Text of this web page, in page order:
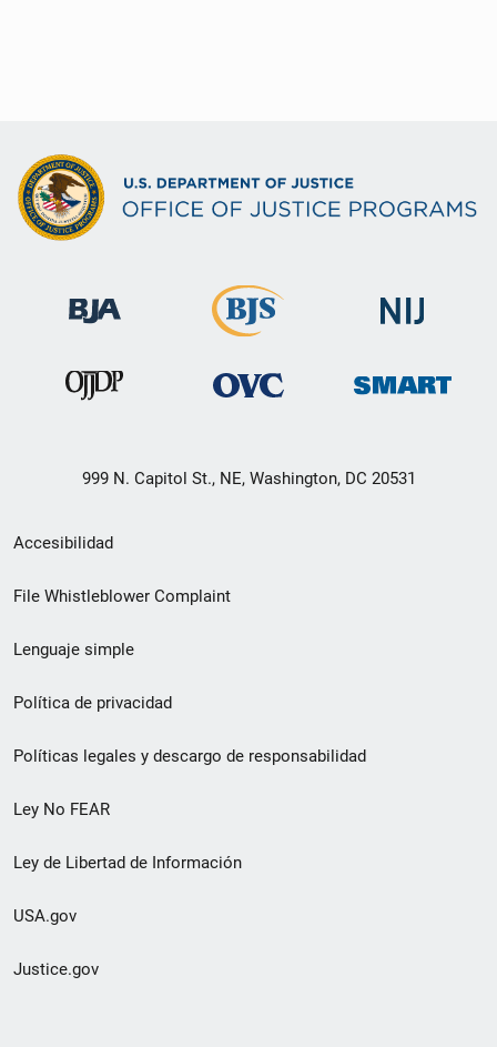
999 N. Capitol St., NE, Washington, DC 20531
Menú
de
de
pie
de
página
Accesibilidad
File Whistleblower Complaint
Lenguaje simple
Política de privacidad
Políticas legales y descargo de responsabilidad
Ley No FEAR
Ley de Libertad de Información
USA.gov
Justice.gov